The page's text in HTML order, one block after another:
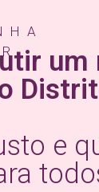
um
e